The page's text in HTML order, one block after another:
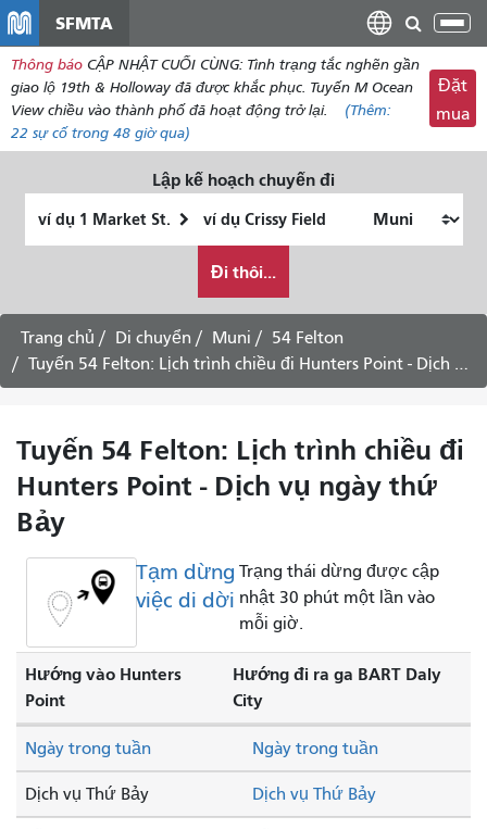
dung
SFMTA
Thông báo CẬP NHẬT CUỐI CÙNG: Tình trạng tắc nghẽn gần
giao lộ 19th & Holloway đã được khắc phục. Tuyến M Ocean
View chiều vào thành phố đã hoạt động trở lại.
(Thêm:
22 sự cố trong 48 giờ qua)
Đặt
mua
Lập kế hoạch chuyến đi
thúc
muốn
đi
du
lịch
như
nào
Đi thôi...
Trang chủ Di chuyển Muni
54 Felton
Tuyến 54 Felton: Lịch trình chiều đi Hunters Point - Dịch vụ ngày thứ Bảy
Tuyến 54 Felton: Lịch trình chiều đi
Hunters Point - Dịch vụ ngày thứ
Bảy
Tạm dừng
việc di dời
Trạng thái dừng được cập
nhật 30 phút một lần vào
mỗi giờ.
Hướng vào Hunters
Point
Hướng đi ra ga BART Daly
City
Dịch vụ Thứ Bảy Dịch vụ Thứ Bảy
Ngày trong tuần Ngày trong tuần